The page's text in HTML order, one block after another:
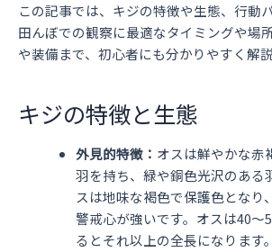
この記事では、キジの特徴や生態、行動
田んぼでの観察に最適なタイミングや場
や装備まで、初心者にも分かりやすく解説
キジの特徴と生態
外見的特徴： オスは鮮やかな赤
羽を持ち、緑や銅色光沢のある
スは地味な褐色で保護色となり
警戒心が強いです。オスは40～
るとそれ以上の全長になります。